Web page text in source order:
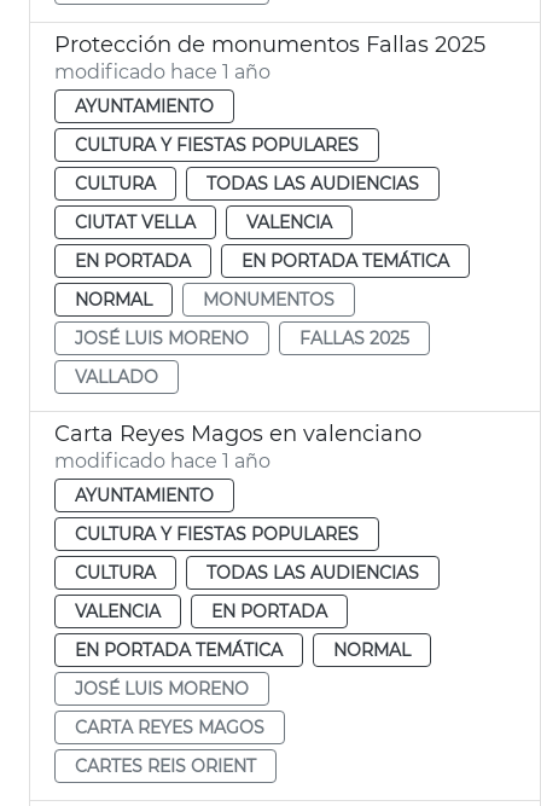
Protección de monumentos Fallas 2025
modificado hace 1 año
AYUNTAMIENTO
CULTURA Y FIESTAS POPULARES
CULTURA
TODAS LAS AUDIENCIAS
CIUTAT VELLA
VALENCIA
EN PORTADA
EN PORTADA TEMÁTICA
NORMAL
MONUMENTOS
JOSÉ LUIS MORENO
FALLAS 2025
VALLADO
Carta Reyes Magos en valenciano
modificado hace 1 año
AYUNTAMIENTO
CULTURA Y FIESTAS POPULARES
CULTURA
TODAS LAS AUDIENCIAS
VALENCIA
EN PORTADA
EN PORTADA TEMÁTICA
NORMAL
JOSÉ LUIS MORENO
CARTA REYES MAGOS
CARTES REIS ORIENT